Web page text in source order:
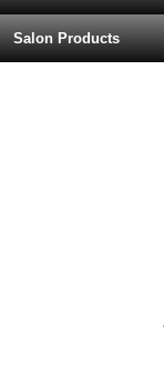
Salon Products